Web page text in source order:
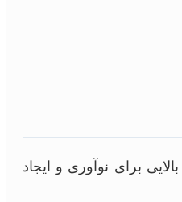
برای نوآوری و ایجاد